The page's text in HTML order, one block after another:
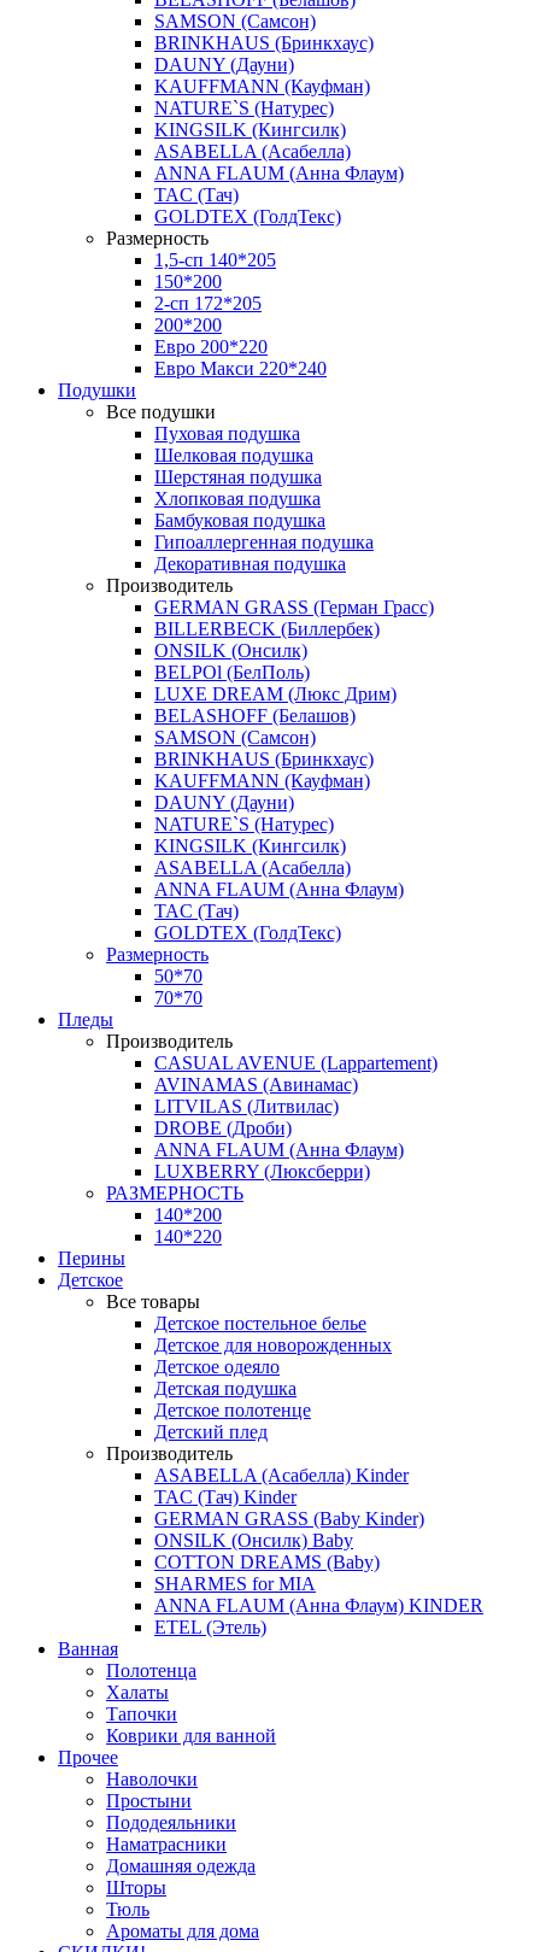
SAMSON (Самсон)
BRINKHAUS (Бринкхаус)
DAUNY (Дауни)
KAUFFMANN (Кауфман)
NATURE`S (Натурес)
KINGSILK (Кингсилк)
ASABELLA (Асабелла)
ANNA FLAUM (Анна Флаум)
TAC (Тач)
GOLDTEX (ГолдТекс)
Размерность
1,5-сп 140*205
150*200
2-сп 172*205
200*200
Евро 200*220
Евро Макси 220*240
Подушки
Все подушки
Пуховая подушка
Шелковая подушка
Шерстяная подушка
Хлопковая подушка
Бамбуковая подушка
Гипоаллергенная подушка
Декоративная подушка
Производитель
GERMAN GRASS (Герман Грасс)
BILLERBECK (Биллербек)
ONSILK (Онсилк)
BELPOl (БелПоль)
LUXE DREAM (Люкс Дрим)
BELASHOFF (Белашов)
SAMSON (Самсон)
BRINKHAUS (Бринкхаус)
KAUFFMANN (Кауфман)
DAUNY (Дауни)
NATURE`S (Натурес)
KINGSILK (Кингсилк)
ASABELLA (Асабелла)
ANNA FLAUM (Анна Флаум)
TAC (Тач)
GOLDTEX (ГолдТекс)
Размерность
50*70
70*70
Пледы
Производитель
CASUAL AVENUE (Lappartement)
AVINAMAS (Авинамас)
LITVILAS (Литвилас)
DROBE (Дроби)
ANNA FLAUM (Анна Флаум)
LUXBERRY (Люксберри)
РАЗМЕРНОСТЬ
140*200
140*220
Перины
Детское
Все товары
Детское постельное белье
Детское для новорожденных
Детское одеяло
Детская подушка
Детское полотенце
Детский плед
Производитель
ASABELLA (Асабелла) Kinder
TAC (Тач) Kinder
GERMAN GRASS (Baby Kinder)
ONSILK (Онсилк) Baby
COTTON DREAMS (Baby)
SHARMES for MIA
ANNA FLAUM (Анна Флаум) KINDER
ETEL (Этель)
Ванная
Полотенца
Халаты
Тапочки
Коврики для ванной
Прочее
Наволочки
Простыни
Пододеяльники
Наматрасники
Домашняя одежда
Шторы
Тюль
Ароматы для дома